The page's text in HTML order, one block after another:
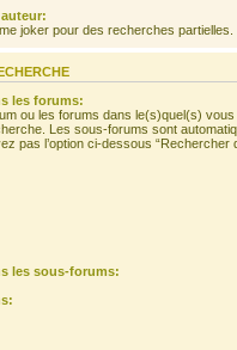
joker pour des recherches partielles.
les forums:
ou les forums dans le(s)quel(s) vous
Les sous-forums sont
pas l’option ci-dessous “Rechercher
les sous-forums: